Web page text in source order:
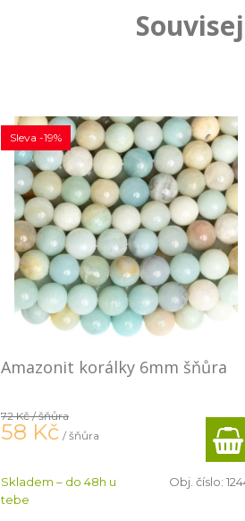
Amazonit korálky 6mm šňůra
Sleva -19%
72 Kč/ šňůra
58 Kč / šňůra
Skladem – do 48h u
tebe
Obj. číslo: